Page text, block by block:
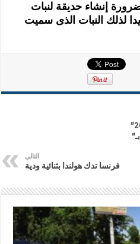
إنشاء حديقة لنبات
لذلك النبات الذى سميت
“القبض” على فتاة بحوزتها “200”
التالي
فرنسا تدك هولندا بثنائية ودية